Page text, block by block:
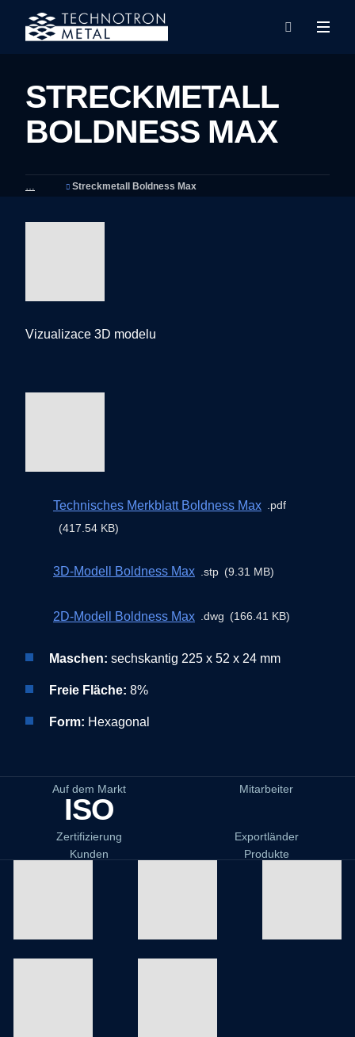
STRECKMETALL
BOLDNESS MAX
Streckmetall Boldness Max
Vizualizace 3D modelu
Technisches Merkblatt Boldness Max
pdf
417.54 KB
3D-Modell Boldness Max stp 9.31 MB
2D-Modell Boldness Max dwg 166.41 KB
Maschen: sechskantig 225 x 52 x 24 mm
Freie Fläche: 8%
Form: Hexagonal
Auf dem Markt Mitarbeiter
ISO
Zertifizierung
Exportländer
Kunden
Produkte